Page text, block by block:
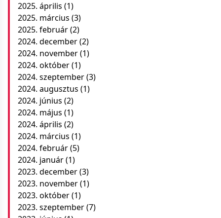
2025. április (1)
2025. március (3)
2025. február(2)
2024. december(2)
2024. november(1)
2024. október(1)
2024. szeptember(3)
2024. augusztus (1)
2024. június (2)
2024. május (1)
2024. április (2)
2024. március (1)
2024. február(5)
2024. január(1)
2023. december(3)
2023. november(1)
2023. október(1)
2023. szeptember(7)